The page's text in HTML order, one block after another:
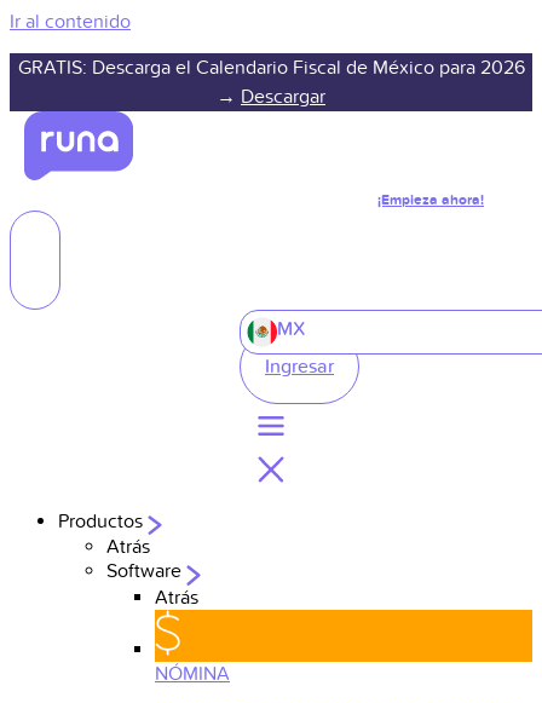
Ir al contenido
GRATIS: Descarga el Calendario Fiscal de México para 2026
→ Descargar
¡Empieza ahora!
MX
Ingresar
Productos
Atrás
Software
Atrás
NÓMINA